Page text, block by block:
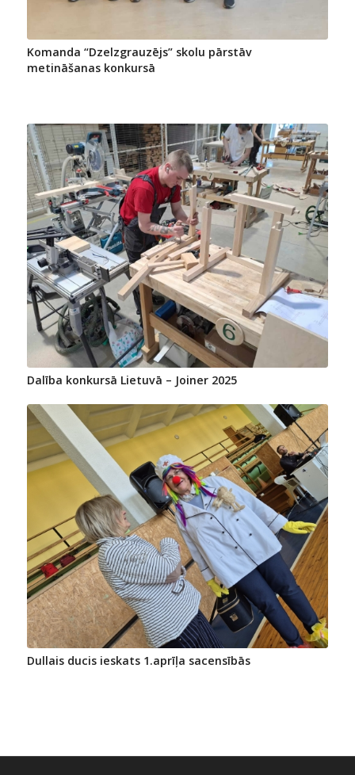
Komanda “Dzelzgrauzējs” skolu pārstāv
metināšanas konkursā
Dalība konkursā Lietuvā – Joiner 2025
Dullais ducis ieskats 1.aprīļa sacensībās